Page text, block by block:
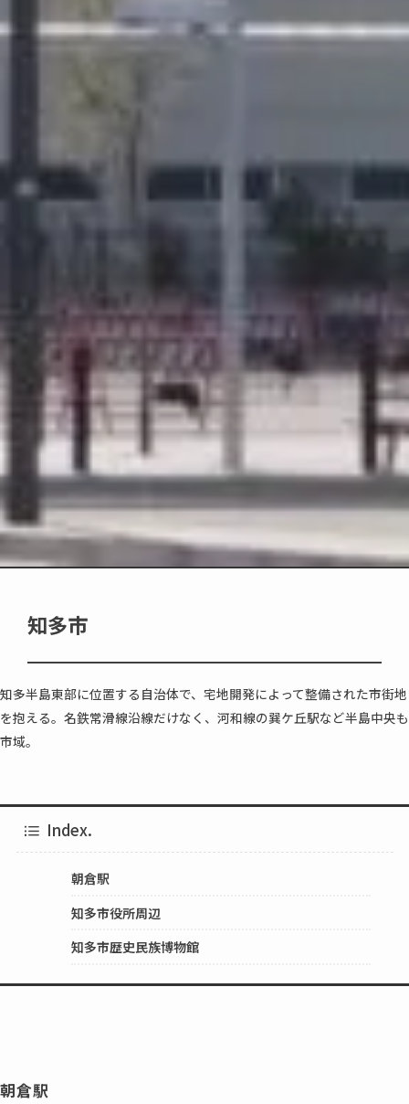
知多市
知多半島東部に位置する自治体で、宅地開発によって整備された市街地
を抱える。名鉄常滑線沿線だけなく、河和線の巽ケ丘駅など半島中央も
市域。
Index.
朝倉駅
知多市役所周辺
知多市歴史民族博物館
朝倉駅